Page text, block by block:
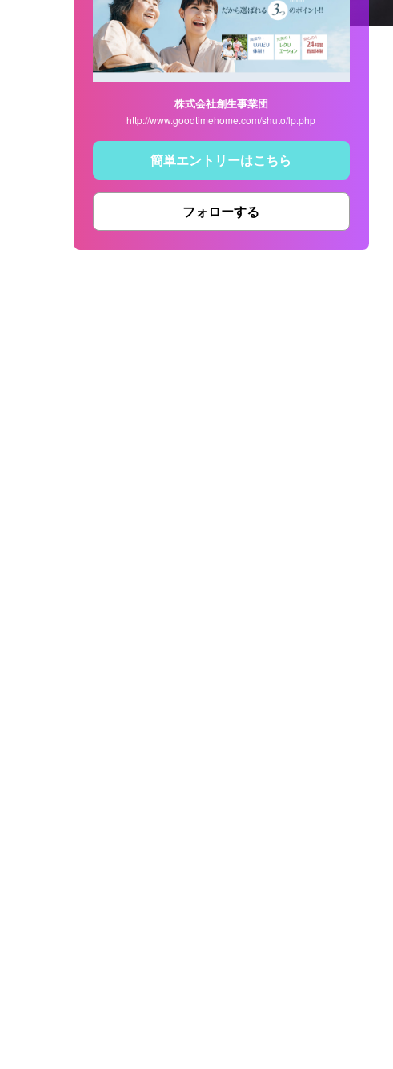
株式会社創生事業団
http://www.goodtimehome.com/shuto/lp.php
簡単エントリーはこちら
フォローする